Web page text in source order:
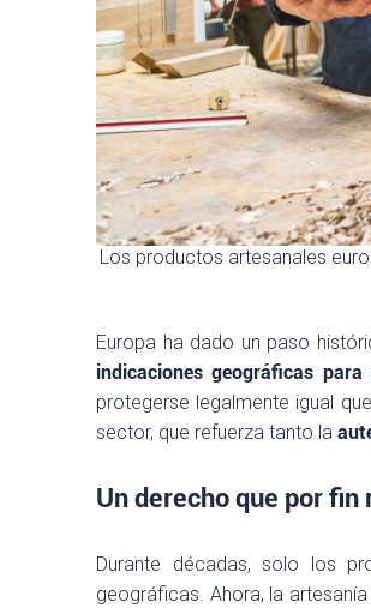
Los productos artesanales
Europa ha dado un paso
indicaciones geográficas
protegerse legalmente igual
sector, que refuerza tanto la
Un derecho que por
Durante décadas, solo los
geográficas. Ahora, la